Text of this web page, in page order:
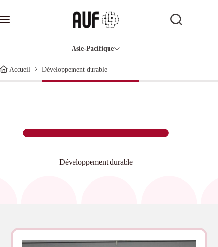
contenu
Asie-Pacifique
Accueil Développement durable
Développement durable